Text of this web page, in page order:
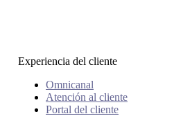
clientes para pagar sus
Experiencia del cliente
Omnicanal
Atención al cliente
Portal del cliente